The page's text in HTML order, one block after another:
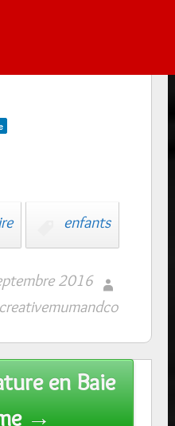
enfants
2016
creativemumandco
en Baie
→